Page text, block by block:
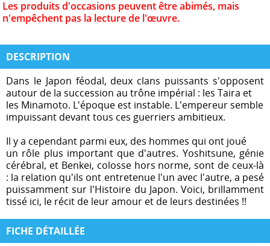
Les produits d'occasions peuvent être abimés, mais
n'empêchent pas la lecture de l'œuvre.
DESCRIPTION
Dans le Japon féodal, deux clans puissants s'opposent
autour de la succession au trône impérial : les Taira et
les Minamoto. L'époque est instable. L'empereur semble
impuissant devant tous ces guerriers ambitieux.
Il y a cependant parmi eux, des hommes qui ont joué
un rôle plus important que d'autres. Yoshitsune, génie
cérébral, et Benkei, colosse hors norme, sont de ceux-là
: la relation qu'ils ont entretenue l'un avec l'autre, a pesé
puissamment sur l'Histoire du Japon. Voici, brillamment
tissé ici, le récit de leur amour et de leurs destinées !!
FICHE DÉTAILLÉE